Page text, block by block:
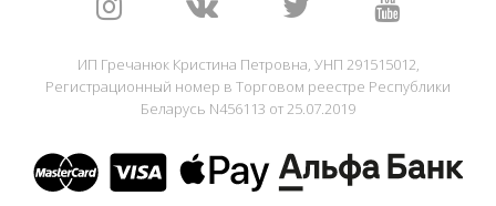
ИП Гречанюк Кристина Петровна, УНП 291515012,
Регистрационный номер в Торговом реестре Республики
Беларусь N456113 от 25.07.2019